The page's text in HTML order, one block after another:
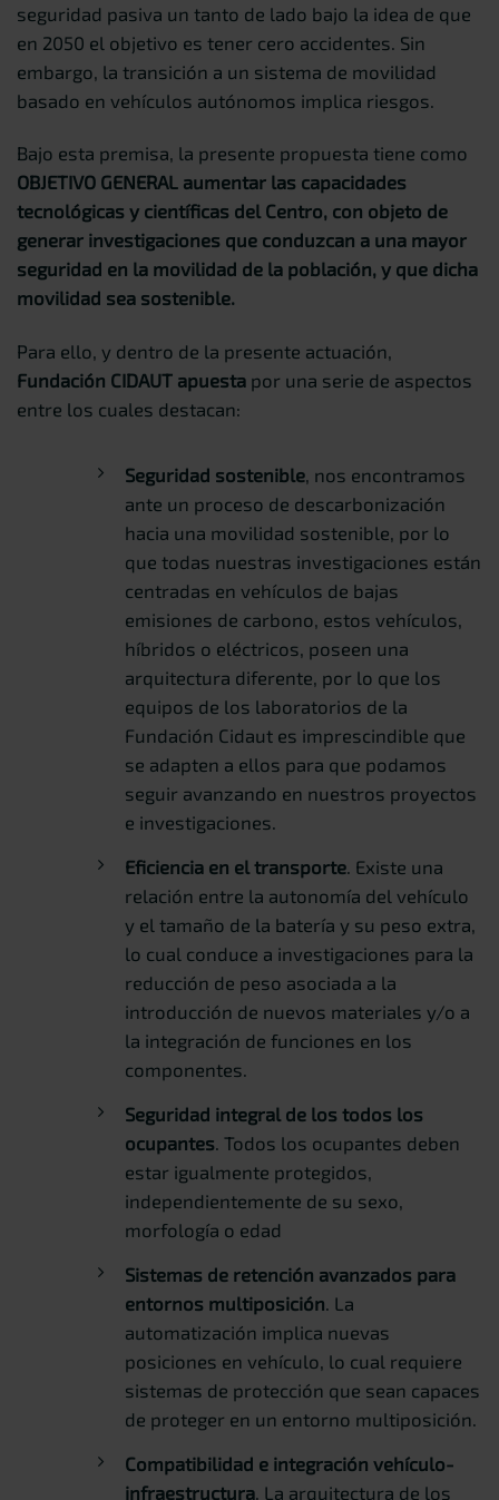
seguridad pasiva un tanto de lado bajo la idea de que
en 2050 el objetivo es tener cero accidentes. Sin
embargo, la transición a un sistema de movilidad
basado en vehículos autónomos implica riesgos.
Bajo esta premisa, la presente propuesta tiene como
OBJETIVO GENERAL aumentar las capacidades
tecnológicas y científicas del Centro, con objeto de
generar investigaciones que conduzcan a una mayor
seguridad en la movilidad de la población, y que dicha
movilidad sea sostenible.
Para ello, y dentro de la presente actuación,
Fundación CIDAUT apuesta por una serie de aspectos
entre los cuales destacan:
Seguridad sostenible , nos encontramos
ante un proceso de descarbonización
hacia una movilidad sostenible, por lo
que todas nuestras investigaciones están
centradas en vehículos de bajas
emisiones de carbono, estos vehículos,
híbridos o eléctricos, poseen una
arquitectura diferente, por lo que los
equipos de los laboratorios de la
Fundación Cidaut es imprescindible que
se adapten a ellos para que podamos
seguir avanzando en nuestros proyectos
e investigaciones.
Eficiencia en el transporte . Existe una
relación entre la autonomía del vehículo
y el tamaño de la batería y su peso extra,
lo cual conduce a investigaciones para la
reducción de peso asociada a la
introducción de nuevos materiales y/o a
la integración de funciones en los
componentes.
Seguridad integral de los todos los
ocupantes . Todos los ocupantes deben
estar igualmente protegidos,
independientemente de su sexo,
morfología o edad
Sistemas de retención avanzados para
entornos multiposición . La
automatización implica nuevas
posiciones en vehículo, lo cual requiere
sistemas de protección que sean capaces
de proteger en un entorno multiposición.
Compatibilidad e integración vehículo-
infraestructura . La arquitectura de los